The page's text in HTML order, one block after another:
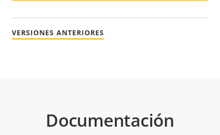
VERSIONES ANTERIORES
Documentación